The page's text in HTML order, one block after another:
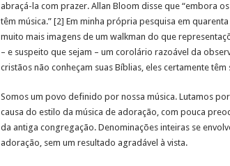
abraçá-la com prazer. Allan Bloom disse que “embora
têm música.” [2] Em minha própria pesquisa em
muito mais imagens de um walkman do que
– e suspeito que sejam – um corolário razoável da
cristãos não conheçam suas Bíblias, eles certamente
Somos um povo definido por nossa música. Lutamos
causa do estilo da música de adoração, com pouca
da antiga congregação. Denominações inteiras se
adoração, sem um resultado agradável à vista.